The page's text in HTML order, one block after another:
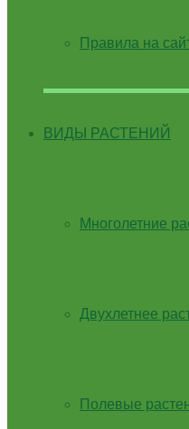
Правила на
ВИДЫ РАСТЕНИЙ
Многолетние
Двухлетнее
Полевые